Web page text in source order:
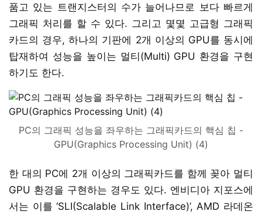
품고 있는 트랜지스터의 수가 늘어나므로 보다 빠르게
그래픽 처리를 할 수 있다. 그리고 몇몇 고급형 그래픽
카드의 경우, 하나의 기판에 2개 이상의 GPU를 동시에
탑재하여 성능을 높이는 멀티(Multi) GPU 환경을 구현
하기도 한다.
PC의 그래픽 성능을 좌우하는 그래픽카드의 핵심 칩 -
GPU(Graphics Processing Unit) (4)
한 대의 PC에 2개 이상의 그래픽카드를 함께 꽂아 멀티
GPU 환경을 구현하는 경우도 있다. 엔비디아 지포스에
서는 이를 ‘SLI(Scalable Link Interface)’, AMD 라데온